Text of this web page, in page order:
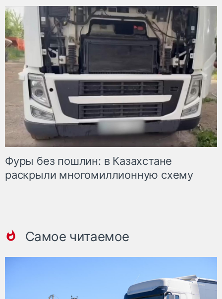
Фуры без пошлин: в Казахстане
раскрыли многомиллионную схему
Самое читаемое